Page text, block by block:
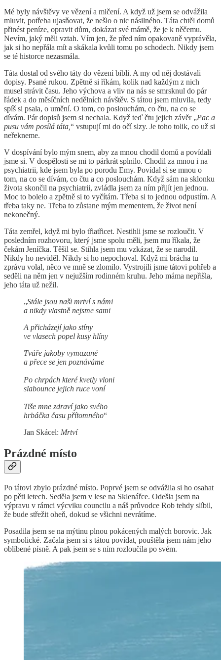
Mé byly návštěvy ve vězení a mlčení. A když už jsem se odvážila
mluvit, potřeba ujasňovat, že nešlo o nic násilného. Táta chtěl domů
přinést peníze, opravit dům, dokázat své mámě, že je k něčemu.
Nevím, jaký měli vztah. Vím jen, že před ním opakovaně vyprávěla,
jak si ho nepřála mít a skákala kvůli tomu po schodech. Nikdy jsem
se té historce nezasmála.
Táta dostal od svého táty do vězení bibli. A my od něj dostávali
dopisy. Psané rukou. Zpětně si říkám, kolik nad každým z nich
musel strávit času. Jeho výchova a vliv na nás se smrsknul do pár
řádek a do měsíčních nedělních návštěv. S tátou jsem mluvila, tedy
spíš si psala, o umění. O tom, co poslouchám, co čtu, na co se
dívám. Pár dopisů jsem si nechala. Když teď čtu jejich závěr „Pac a
pusu vám posílá táta, “ vstupují mi do očí slzy. Je toho tolik, co už si
neřekneme.
V dospívání bylo mým snem, aby za mnou chodil domů a povídali
jsme si. V dospělosti se mi to párkrát splnilo. Chodil za mnou i na
psychiatrii, kde jsem byla po porodu Emy. Povídal si se mnou o
tom, na co se dívám, co čtu a co poslouchám. Když sám na sklonku
života skončil na psychiatrii, zvládla jsem za ním přijít jen jednou.
Moc to bolelo a zpětně si to vyčítám. Třeba si to jednou odpustím. A
třeba taky ne. Třeba to zůstane mým mementem, že život není
nekonečný.
Táta zemřel, když mi bylo třiatřicet. Nestihli jsme se rozloučit. V
posledním rozhovoru, který jsme spolu měli, jsem mu říkala, že
čekám Jeníčka. Těšil se. Stihla jsem mu vzkázat, že se narodil.
Nikdy ho neviděl. Nikdy si ho nepochoval. Když mi brácha tu
zprávu volal, něco ve mně se zlomilo. Vystrojili jsme tátovi pohřeb a
seděli na něm jen v nejužším rodinném kruhu. Jeho máma nepřišla,
jeho táta už nežil.
„Stále jsou naši mrtví s námi
a nikdy vlastně nejsme sami
A přicházejí jako stíny
ve vlasech popel kusy hlíny
Tváře jakoby vymazané
a přece se jen poznáváme
Po chrpách které kvetly vloni
slabounce jejich ruce voní
Tiše mne zdraví jako svého
hrbáčka času přítomného“
Jan Skácel: Mrtví
Prázdné místo
Po tátovi zbylo prázdné místo. Poprvé jsem se odvážila si ho osahat
po pěti letech. Seděla jsem v lese na Sklenářce. Odešla jsem na
výpravu v rámci výcviku councilu a náš průvodce Rob tehdy slíbil,
že bude střežit oheň, dokud se všichni nevrátíme.
Posadila jsem se na mýtinu plnou pokácených malých borovic. Jak
symbolické. Začala jsem si s tátou povídat, pouštěla jsem nám jeho
oblíbené písně. A pak jsem se s ním rozloučila po svém.